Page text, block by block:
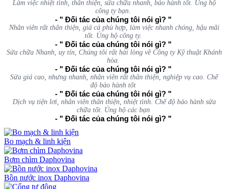
Làm việc nhiệt tình, thân thiện, sửa chữa nhanh, bảo hành tốt. Ủng hộ
công ty bạn.
- " Đối tác của chúng tôi nói gì? "
Nhân viên rất thân thiện, giá cả phù hợp, làm việc nhanh chóng, hậu mãi
tốt. Ủng hộ công ty.
- " Đối tác của chúng tôi nói gì? "
Sửa chữa Nhanh, uy tín, Chúng tôi rất hài lòng về Công ty Kỹ thuật Khánh
hòa.
- " Đối tác của chúng tôi nói gì? "
Sửa giá cao, nhưng nhanh, nhân viên rất thân thiện, nghiệp vụ cao. Chế
độ bảo hành tốt
- " Đối tác của chúng tôi nói gì? "
Dịch vụ tiện lơi, nhân viên thân thiện, nhiệt tình. Chế độ bảo hành sửa
chữa tốt. Ủng hộ các bạn
- " Đối tác của chúng tôi nói gì? "
Bo mạch & linh kiện
Bơm chìm Daphovina
Bồn nước inox Daphovina